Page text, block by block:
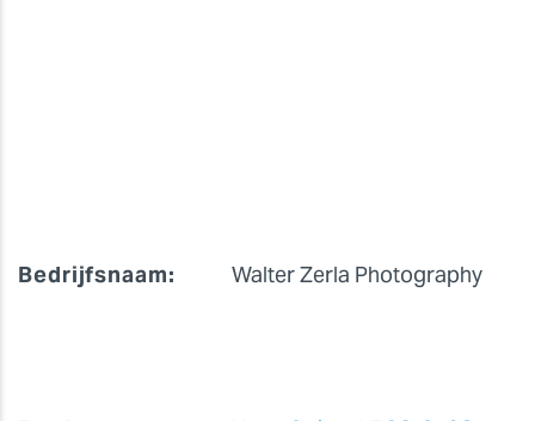
Bedrijfsnaam: Walter Zerla Photography